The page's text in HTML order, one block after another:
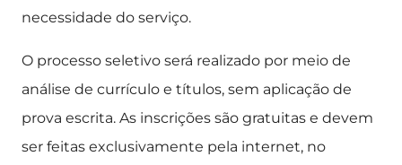
necessidade do serviço.
O processo seletivo será realizado por meio de
análise de currículo e títulos, sem aplicação de
prova escrita. As inscrições são gratuitas e devem
ser feitas exclusivamente pela internet, no